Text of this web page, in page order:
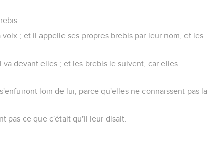
; et il appelle ses propres brebis par leur nom, et les
devant elles ; et les brebis le suivent, car elles
loin de lui, parce qu'elles ne connaissent pas la
pas ce que c'était qu'il leur disait.